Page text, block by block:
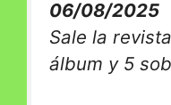
06/08/2025
Sale la
álbum y 5